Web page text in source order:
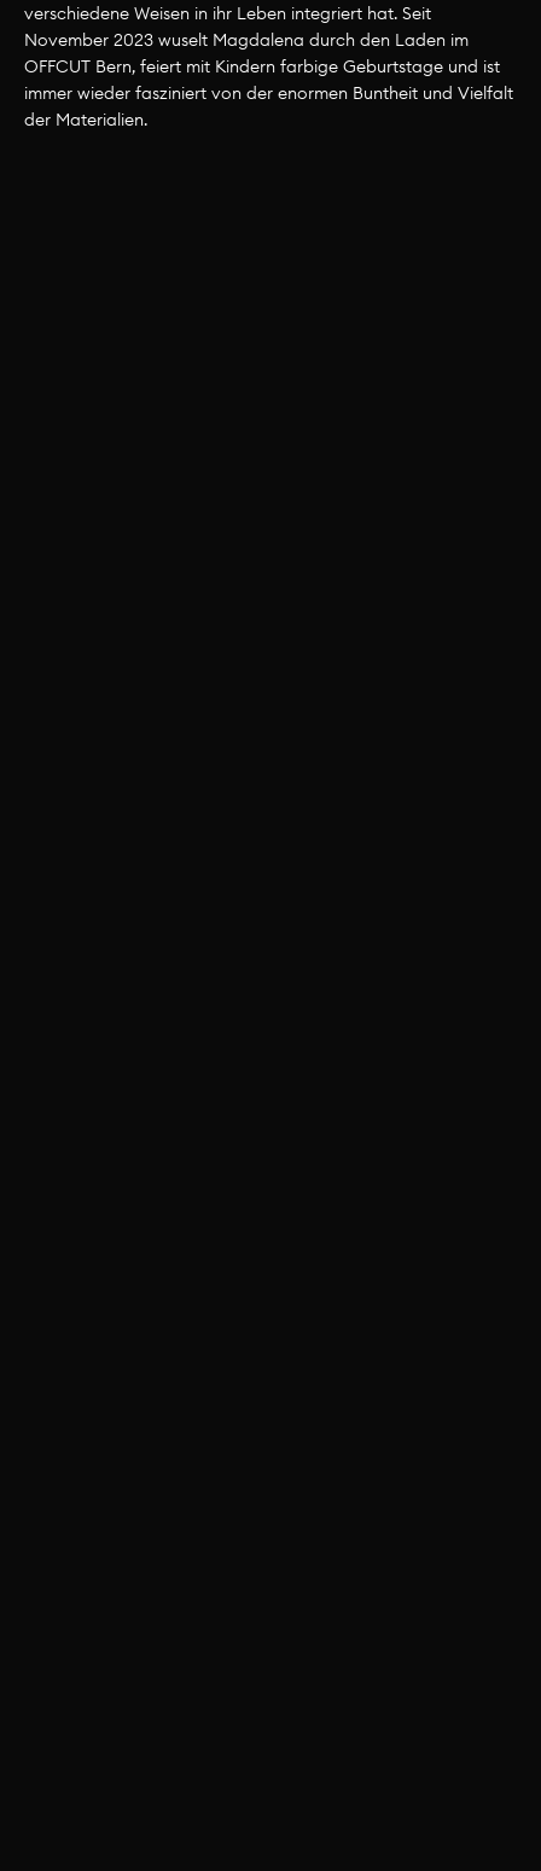
verschiedene Weisen in ihr Leben integriert hat. Seit
November 2023 wuselt Magdalena durch den Laden im
OFFCUT Bern, feiert mit Kindern farbige Geburtstage und ist
immer wieder fasziniert von der enormen Buntheit und Vielfalt
der Materialien.